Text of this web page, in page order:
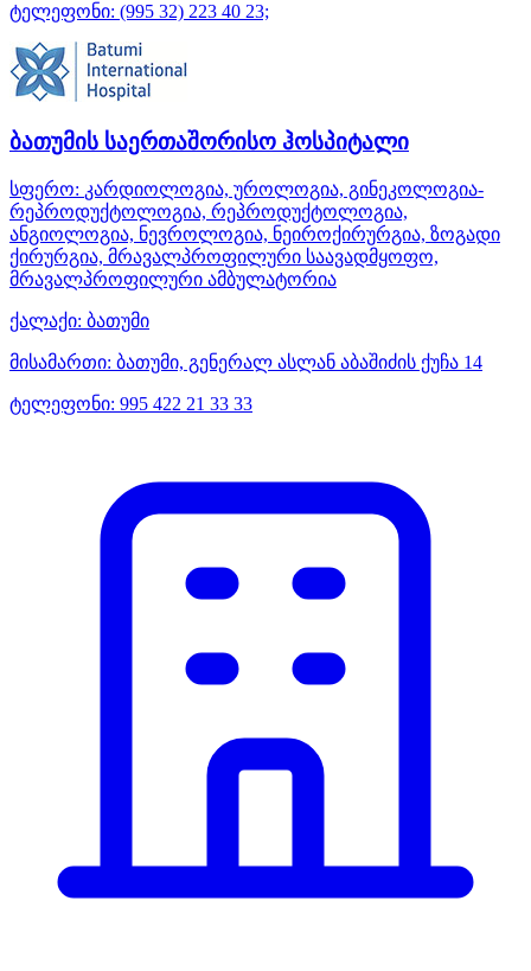
ტელეფონი: (995 32) 223 40 23;
ბათუმის საერთაშორისო ჰოსპიტალი
სფერო: კარდიოლოგია, უროლოგია, გინეკოლოგია-
რეპროდუქტოლოგია, რეპროდუქტოლოგია,
ანგიოლოგია, ნევროლოგია, ნეიროქირურგია, ზოგადი
ქირურგია, მრავალპროფილური საავადმყოფო,
მრავალპროფილური ამბულატორია
ქალაქი: ბათუმი
მისამართი: ბათუმი, გენერალ ასლან აბაშიძის ქუჩა 14
ტელეფონი: 995 422 21 33 33